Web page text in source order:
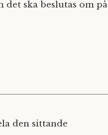
det ska beslutas om på
den sittande